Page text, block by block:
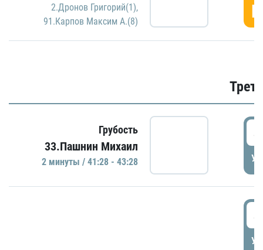
2.Дронов Григорий(1),
91.Карпов Максим А.(8)
Грубость
33.Пашнин Михаил
2 минуты / 41:28 - 43:28